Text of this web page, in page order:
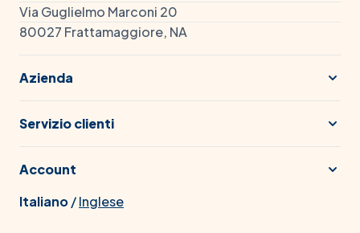
Via Guglielmo Marconi 20
80027 Frattamaggiore, NA
Azienda
Servizio clienti
Account
Italiano/Inglese